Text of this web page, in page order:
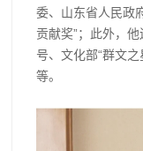
委、山东省人民政
贡献奖”；此外，
号、文化部“群文
等。